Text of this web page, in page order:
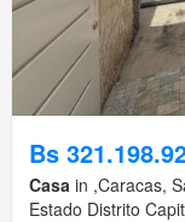
Bs
Casa in ,Caracas,
Estado Distrito